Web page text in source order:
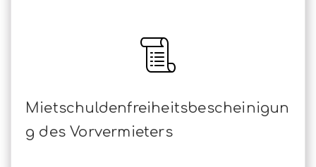
Mietschuldenfreiheitsbescheinigun
g des Vorvermieters